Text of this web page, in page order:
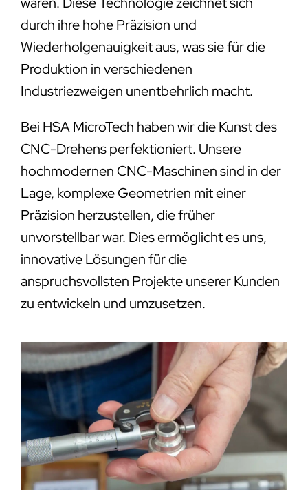
durch ihre hohe Präzision und
Wiederholgenauigkeit aus, was sie für die
Produktion in verschiedenen
Industriezweigen unentbehrlich macht.
Bei HSA MicroTech haben wir die Kunst des
CNC-Drehens perfektioniert. Unsere
hochmodernen CNC-Maschinen sind in der
Lage, komplexe Geometrien mit einer
Präzision herzustellen, die früher
unvorstellbar war. Dies ermöglicht es uns,
innovative Lösungen für die
anspruchsvollsten Projekte unserer Kunden
zu entwickeln und umzusetzen.